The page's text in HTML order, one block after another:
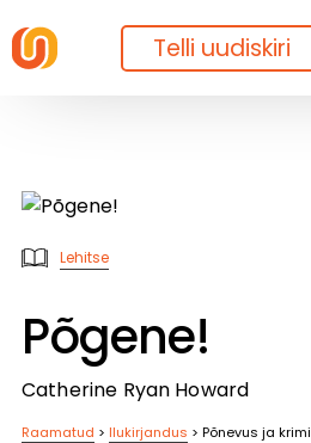
Telli uudiskiri
Lehitse
Põgene!
Catherine Ryan Howard
Raamatud > Ilukirjandus > Põnevus ja krimi